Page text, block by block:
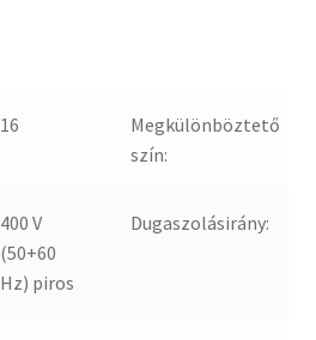
16
Megkülönböztető
szín:
400 V
(50+60
Hz) piros
Dugaszolásirány: